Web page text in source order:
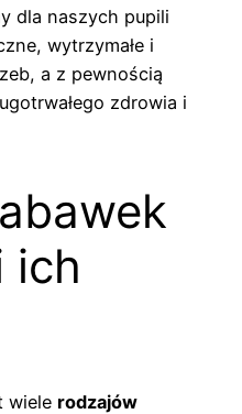
dla naszych pupili
wytrzymałe i
a z pewnością
zdrowia i
ich
wiele rodzajów